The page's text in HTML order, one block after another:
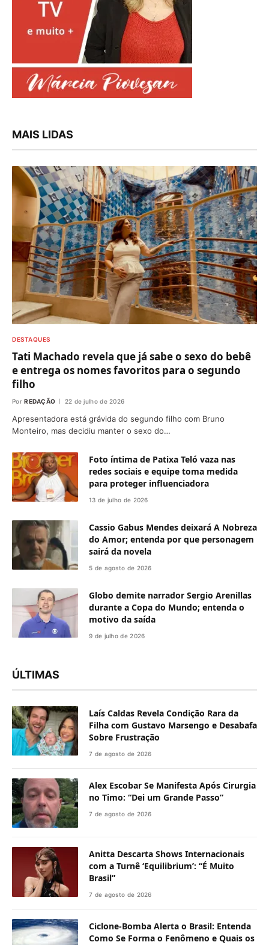
MAIS LIDAS
DESTAQUES
Tati Machado revela que já sabe o sexo do bebê
e entrega os nomes favoritos para o segundo
filho
Por REDAÇÃO 22 de julho de 2026
Apresentadora está grávida do segundo filho com Bruno
Monteiro, mas decidiu manter o sexo do…
Foto íntima de Patixa Teló vaza nas
redes sociais e equipe toma medida
para proteger influenciadora
13 de julho de 2026
Cassio Gabus Mendes deixará A Nobreza
do Amor; entenda por que personagem
sairá da novela
5 de agosto de 2026
Globo demite narrador Sergio Arenillas
durante a Copa do Mundo; entenda o
motivo da saída
9 de julho de 2026
ÚLTIMAS
Laís Caldas Revela Condição Rara da
Filha com Gustavo Marsengo e Desabafa
Sobre Frustração
7 de agosto de 2026
Alex Escobar Se Manifesta Após Cirurgia
no Timo: “Dei um Grande Passo”
7 de agosto de 2026
Anitta Descarta Shows Internacionais
com a Turnê ‘Equilibrium’: “É Muito
Brasil”
7 de agosto de 2026
Ciclone-Bomba Alerta o Brasil: Entenda
Como Se Forma o Fenômeno e Quais os